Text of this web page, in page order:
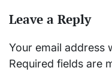
Leave a Reply
Your email address
Required fields are